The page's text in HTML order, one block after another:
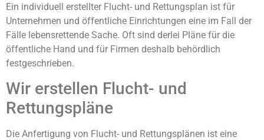
Ein individuell erstellter Flucht- und Rettungsplan ist für
Unternehmen und öffentliche Einrichtungen eine im Fall der
Fälle lebensrettende Sache. Oft sind derlei Pläne für die
öffentliche Hand und für Firmen deshalb behördlich
festgeschrieben.
Wir erstellen Flucht- und
Rettungspläne
Die Anfertigung von Flucht- und Rettungsplänen ist eine